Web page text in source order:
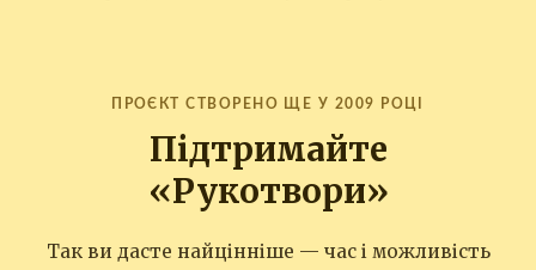
ПРОЄКТ СТВОРЕНО ЩЕ У 2009 РОЦІ
Підтримайте
«Рукотвори»
Так ви дасте найцінніше — час і можливість